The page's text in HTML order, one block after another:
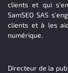
clients et qui
SamSEO SAS
clients et à les
numérique.
Directeur de la